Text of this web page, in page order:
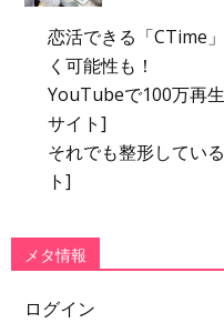
恋活できる「CTime
く可能性も！
YouTubeで100万再
サイト]
それでも整形してい
ト]
メタ情報
ログイン